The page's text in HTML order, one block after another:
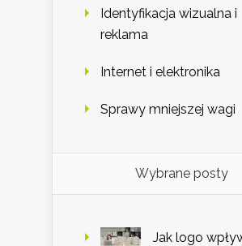
Identyfikacja wizualna i
reklama
Internet i elektronika
Sprawy mniejszej wagi
Wybrane posty
Jak logo